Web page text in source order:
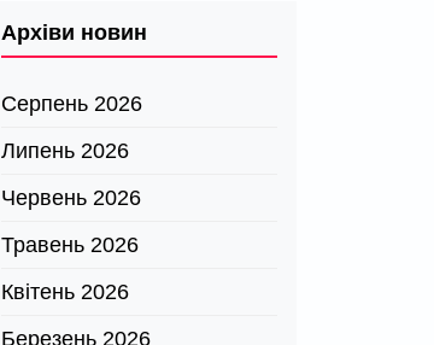
Архіви новин
Серпень 2026
Липень 2026
Червень 2026
Травень 2026
Квітень 2026
Березень 2026